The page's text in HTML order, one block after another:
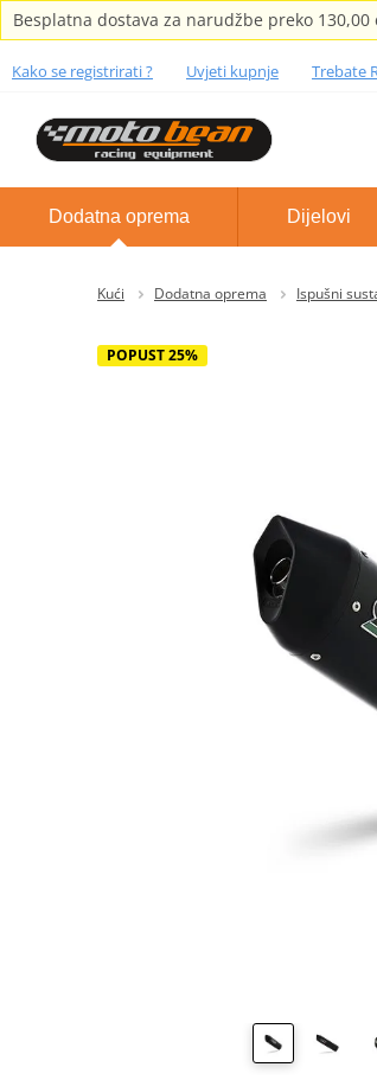
Besplatna dostava za narudžbe preko
Kako se registrirati ? Uvjeti kupnje Trebate
Dodatna oprema Dijelovi
Kući Dodatna oprema Ispušni
POPUST 25%